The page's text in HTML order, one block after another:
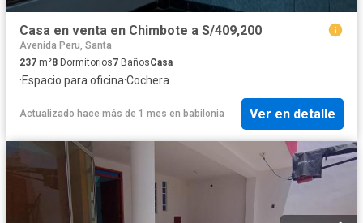
Casa en venta en Chimbote a S/409,200
Avenida Peru, Santa
237 m²8 Dormitorios7 BañosCasa
·Espacio para oficina·Cochera
Actualizado hace más de 1 mes en babilonia Ver en detalle